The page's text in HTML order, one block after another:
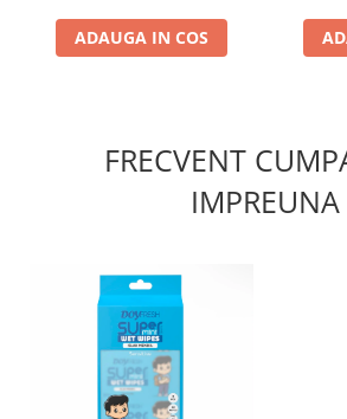
ADAUGA IN COS
FRECVENT
IMPREUNA